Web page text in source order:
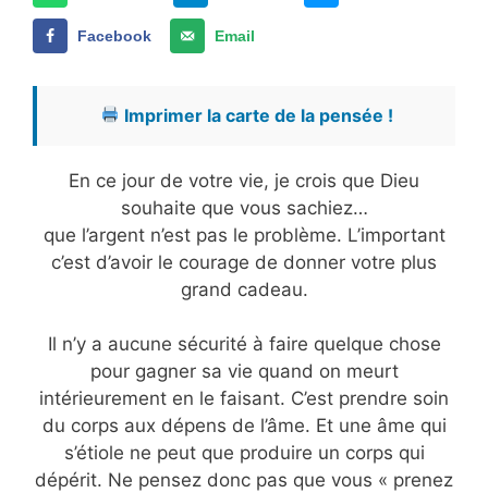
Facebook Email
Imprimer la carte de la pensée !
En ce jour de votre vie, je crois que Dieu
souhaite que vous sachiez…
que l’argent n’est pas le problème. L’important
c’est d’avoir le courage de donner votre plus
grand cadeau.
Il n’y a aucune sécurité à faire quelque chose
pour gagner sa vie quand on meurt
intérieurement en le faisant. C’est prendre soin
du corps aux dépens de l’âme. Et une âme qui
s’étiole ne peut que produire un corps qui
dépérit. Ne pensez donc pas que vous « prenez